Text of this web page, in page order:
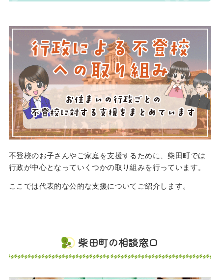
不登校のお子さんやご家庭を支援するために、柴田町では
行政が中心となっていくつかの取り組みを行っています。
ここでは代表的な公的な支援についてご紹介します。
柴田町の相談窓口